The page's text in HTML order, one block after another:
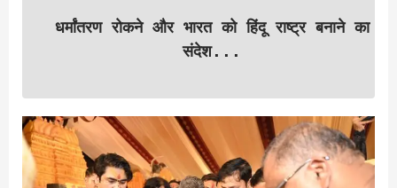
धर्मांतरण रोकने और भारत को हिंदू राष्ट्र बनाने का
संदेश...